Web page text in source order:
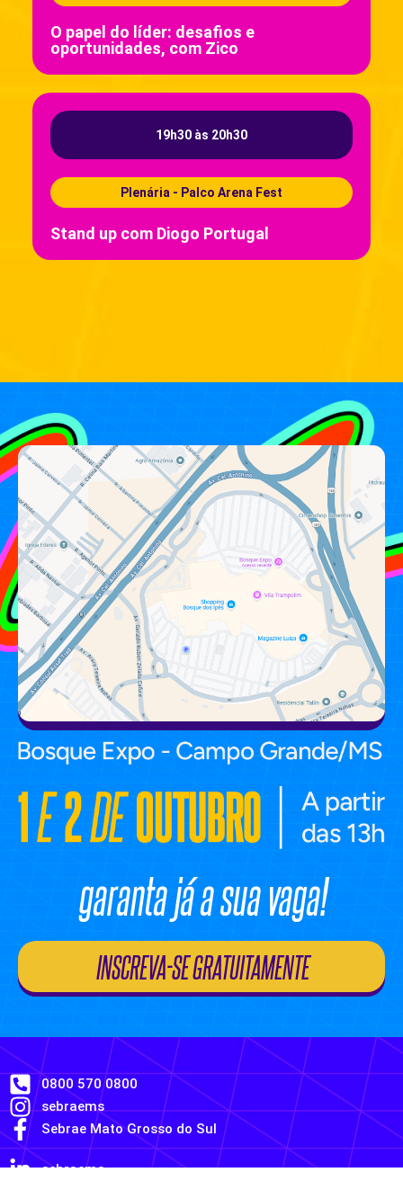
O papel do líder: desafios e
oportunidades, com Zico
19h30 às 20h30
Plenária - Palco Arena Fest
Stand up com Diogo Portugal
garanta já a sua vaga!
INSCREVA-SE GRATUITAMENTE
0800 570 0800
sebraems
Sebrae Mato Grosso do Sul
sebraems